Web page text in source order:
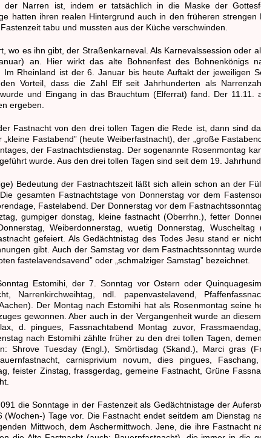
der Narren ist, indem er tatsächlich in die Maske der
hatten ihren realen Hintergrund auch in den früheren strengen
tabu und mussten aus der Küche verschwinden.
wo es ihn gibt, der Straßenkarneval. Als Karnevalssession oder
an. Hier wirkt das alte Bohnenfest des Bohnenkönigs
Im Rheinland ist der 6. Januar bis heute Auftakt der jeweiligen
Vorteil, dass die Zahl Elf seit Jahrhunderten als
und Eingang in das Brauchtum (Elferrat) fand. Der
ergeben.
Fastnacht von den drei tollen Tagen die Rede ist, dann sind
Fastabend” (heute Weiberfastnacht), der „große
der Fastnachtsdienstag. Der sogenannte Rosenmontag
wurde. Aus den drei tollen Tagen sind seit dem 19.
Bedeutung der Fastnachtszeit läßt sich allein schon an der
gesamten Fastnachtstage von Donnerstag vor dem
Fastelabend. Der Donnerstag vor dem
gumpiger donstag, kleine fastnacht (Oberrhn.), fetter
Weiberdonnerstag, wuetig Donnerstag,
gefeiert. Als Gedächtnistag des Todes Jesu stand er
gibt. Auch der Samstag vor dem Fastnachtssonntag
fastelavendsavend” oder „schmalziger Samstag” bezeichnet.
Estomihi, der 7. Sonntag vor Ostern oder
Narrenkirchweihtag, ndl. papenvastelavend,
Der Montag nach Estomihi hat als Rosenmontag seine
gewonnen. Aber auch in der Vergangenheit wurde an
d. pingues, Fassnachtabend Montag zuvor,
nach Estomihi zählte früher zu den drei tollen Tagen,
Shrove Tuesday (Engl.), Smörtisdag (Skand.), Marci gras
carnisprivium novum, dies pingues,
feister Zinstag, frassgerdag, gemeine Fastnacht, Grüne
die Sonntage in der Fastenzeit als Gedächtnistage der
) Tage vor. Die Fastnacht endet seitdem am Dienstag
Mittwoch, dem Aschermittwoch. Jene, die ihre Fastnacht